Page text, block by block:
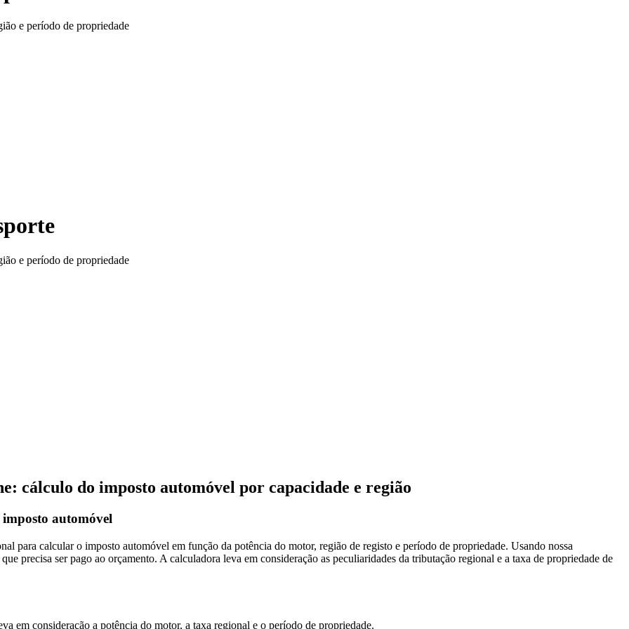
e período de propriedade
e período de propriedade
cálculo do imposto automóvel por capacidade e região
automóvel
para calcular o imposto automóvel em função da potência do motor, região de registo e período de propriedade. Usando nossa
precisa ser pago ao orçamento. A calculadora leva em consideração as peculiaridades da tributação regional e a taxa de propriedade de
em consideração a potência do motor, a taxa regional e o período de propriedade.